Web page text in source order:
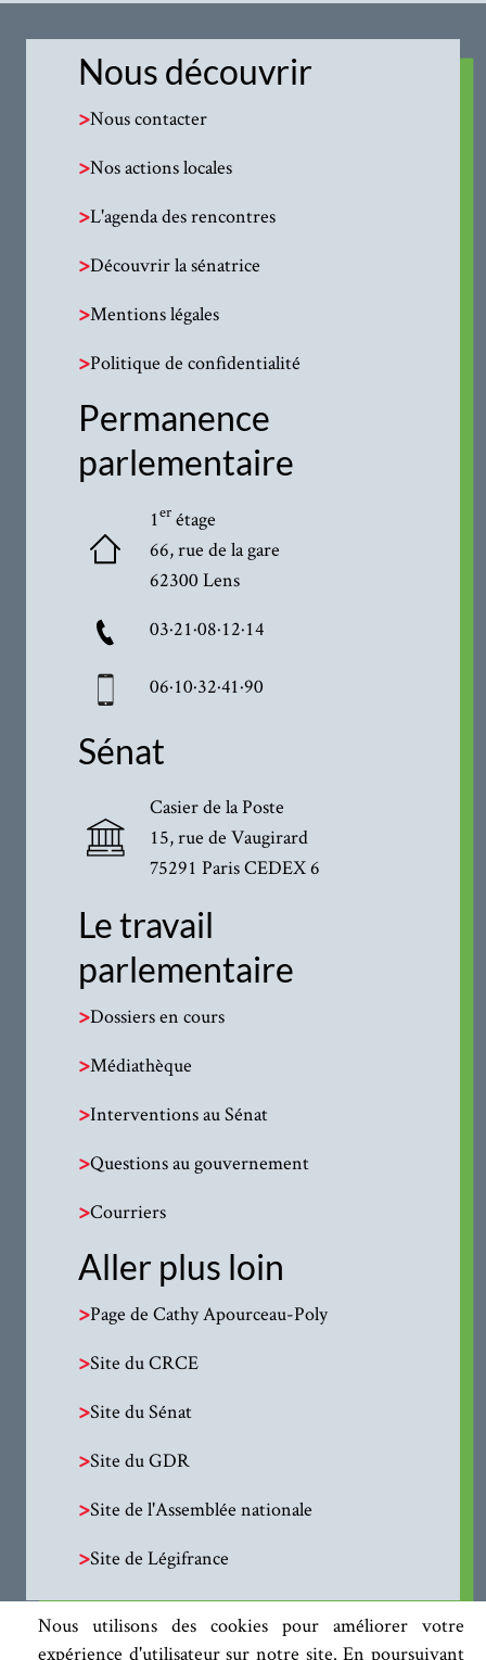
Nous utilisons des cookies pour améliorer votre
expérience d'utilisateur sur notre site. En poursuivant
Nous découvrir
>Nous contacter
>Nos actions locales
>L'agenda des rencontres
>Découvrir la sénatrice
>Mentions légales
>Politique de confidentialité
Permanence
parlementaire
1erétage
66, rue de la gare
62300 Lens
03·21·08·12·14
06·10·32·41·90
Sénat
Casier de la Poste
15, rue de Vaugirard
75291 Paris CEDEX 6
Le travail
parlementaire
>Dossiers en cours
>Médiathèque
>Interventions au Sénat
>Questions au gouvernement
>Courriers
Aller plus loin
>Page de Cathy Apourceau-Poly
>Site du CRCE
>Site du Sénat
>Site du GDR
>Site de l'Assemblée nationale
>Site de Légifrance